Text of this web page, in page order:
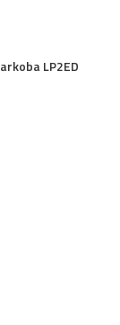
LP2ED